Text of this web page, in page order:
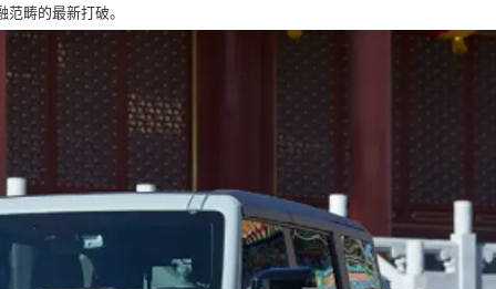
畴的最新打破。